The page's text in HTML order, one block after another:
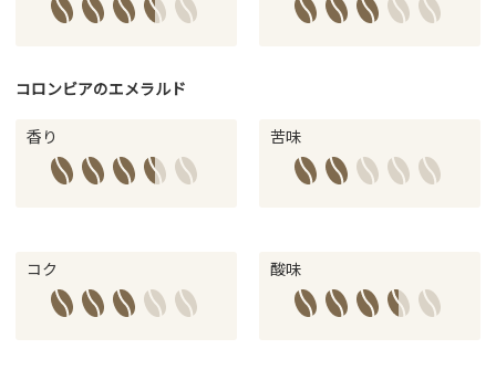
コロンビアのエメラルド
香り 苦味
コク 酸味